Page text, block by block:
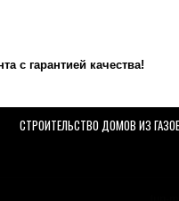
с гарантией качества!
СТРОИТЕЛЬСТВО ДОМОВ ИЗ